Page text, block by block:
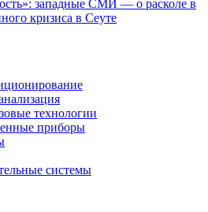
западные СМИ — о расколе в
кризиса в Сеуте
технологии
приборы
системы